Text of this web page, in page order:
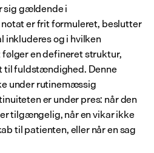
sig gældende i
er frit formuleret, beslutter
inkluderes og i hvilken
en defineret struktur,
til fuldstændighed. Denne
under rutinemæssig
er under pres: når den
tilgængelig, når en vikar ikke
til patienten, eller når en sag